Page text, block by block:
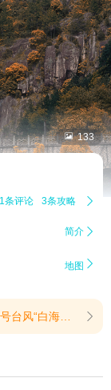
 133
条评论 3条攻略 
简介 
地图 
恢复开放时间视天气情况另行通知(提示有效期2026/8/7至2026/8/11) 